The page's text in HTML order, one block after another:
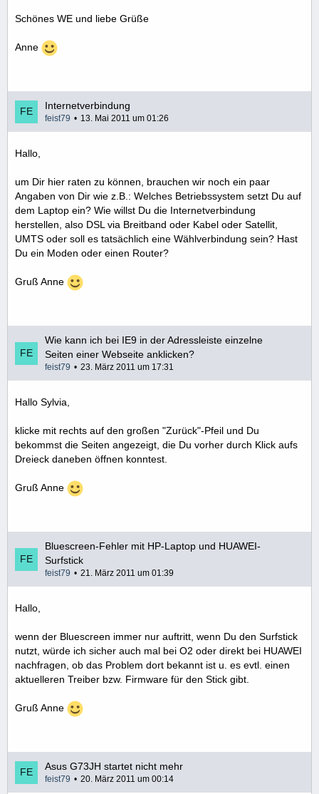
Schönes WE und liebe Grüße
Anne
Internetverbindung
feist79 13. Mai 2011 um 01:26
Hallo,
um Dir hier raten zu können, brauchen wir noch ein paar
Angaben von Dir wie z.B.: Welches Betriebssystem setzt Du auf
dem Laptop ein? Wie willst Du die Internetverbindung
herstellen, also DSL via Breitband oder Kabel oder Satellit,
UMTS oder soll es tatsächlich eine Wählverbindung sein? Hast
Du ein Moden oder einen Router?
Gruß Anne
Wie kann ich bei IE9 in der Adressleiste einzelne
Seiten einer Webseite anklicken?
feist79 23. März 2011 um 17:31
Hallo Sylvia,
klicke mit rechts auf den großen "Zurück"-Pfeil und Du
bekommst die Seiten angezeigt, die Du vorher durch Klick aufs
Dreieck daneben öffnen konntest.
Gruß Anne
Bluescreen-Fehler mit HP-Laptop und HUAWEI-
Surfstick
feist79 21. März 2011 um 01:39
Hallo,
wenn der Bluescreen immer nur auftritt, wenn Du den Surfstick
nutzt, würde ich sicher auch mal bei O2 oder direkt bei HUAWEI
nachfragen, ob das Problem dort bekannt ist u. es evtl. einen
aktuelleren Treiber bzw. Firmware für den Stick gibt.
Gruß Anne
Asus G73JH startet nicht mehr
feist79 20. März 2011 um 00:14